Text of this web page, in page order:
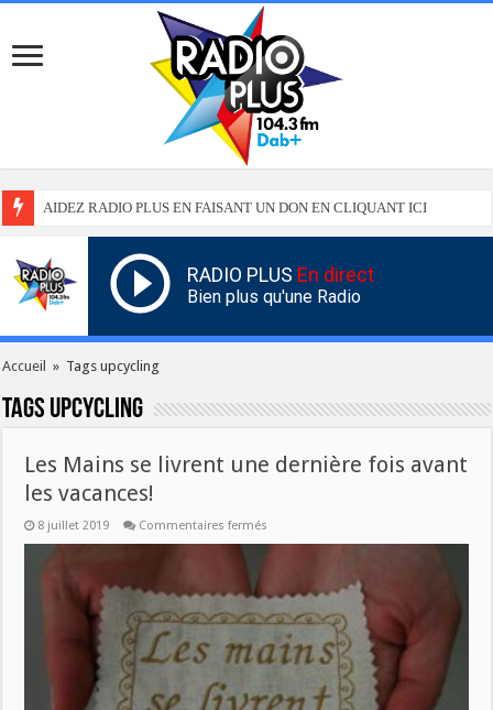
AIDEZ RADIO PLUS EN FAISANT UN DON EN CLIQUANT ICI
RADIO PLUS En direct
Bien plus qu'une Radio
Accueil » Tags upcycling
Tags upcycling
Les Mains se livrent une dernière fois avant
les vacances!
8 juillet 2019 Commentaires fermés
une
dernière
fois
avant
les
vacances!